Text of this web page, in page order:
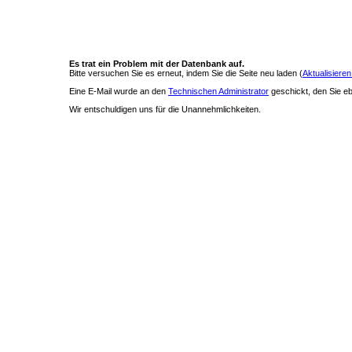
Es trat ein Problem mit der Datenbank auf.
Bitte versuchen Sie es erneut, indem Sie die Seite neu laden (
Eine E-Mail wurde an den Technischen Administrator geschickt, den Sie
Wir entschuldigen uns für die Unannehmlichkeiten.